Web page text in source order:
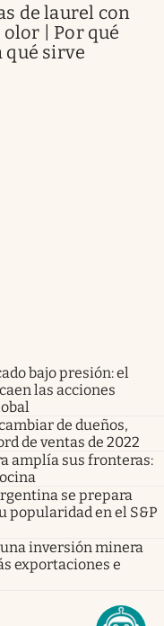
de laurel con
| Por qué
qué sirve
bajo presión: el
las acciones
de dueños,
de ventas de 2022
amplía sus fronteras:
se prepara
popularidad en el S&P
inversión minera
exportaciones e